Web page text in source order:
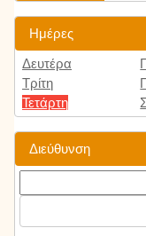
Ημέρες
Δευτέρα
Τρίτη
Τετάρτη
Διεύθυνση